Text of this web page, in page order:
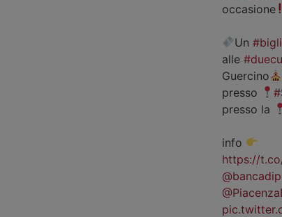
occasione
Un
alle
Guercino
presso
presso la
info
https://